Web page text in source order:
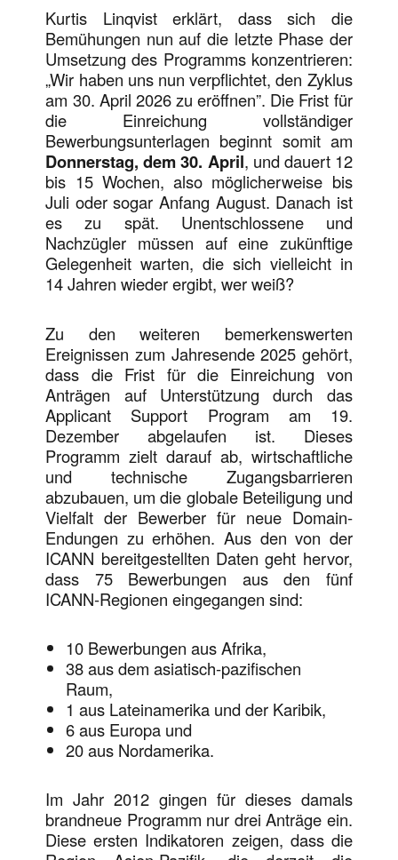
Kurtis Linqvist erklärt, dass sich die
Bemühungen nun auf die letzte Phase der
Umsetzung des Programms konzentrieren:
„Wir haben uns nun verpflichtet, den Zyklus
am 30. April 2026 zu eröffnen”. Die Frist für
die Einreichung vollständiger
Bewerbungsunterlagen beginnt somit am
Donnerstag, dem 30. April, und dauert 12
bis 15 Wochen, also möglicherweise bis
Juli oder sogar Anfang August. Danach ist
es zu spät. Unentschlossene und
Nachzügler müssen auf eine zukünftige
Gelegenheit warten, die sich vielleicht in
14 Jahren wieder ergibt, wer weiß?
Zu den weiteren bemerkenswerten
Ereignissen zum Jahresende 2025 gehört,
dass die Frist für die Einreichung von
Anträgen auf Unterstützung durch das
Applicant Support Program am 19.
Dezember abgelaufen ist. Dieses
Programm zielt darauf ab, wirtschaftliche
und technische Zugangsbarrieren
abzubauen, um die globale Beteiligung und
Vielfalt der Bewerber für neue Domain-
Endungen zu erhöhen. Aus den von der
ICANN bereitgestellten Daten geht hervor,
dass 75 Bewerbungen aus den fünf
ICANN-Regionen eingegangen sind:
10 Bewerbungen aus Afrika,
38 aus dem asiatisch-pazifischen
Raum,
1 aus Lateinamerika und der Karibik,
6 aus Europa und
20 aus Nordamerika.
Im Jahr 2012 gingen für dieses damals
brandneue Programm nur drei Anträge ein.
Diese ersten Indikatoren zeigen, dass die